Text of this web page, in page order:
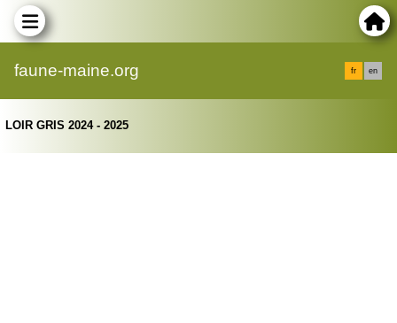
faune-maine.org fr en
LOIR GRIS 2024 - 2025